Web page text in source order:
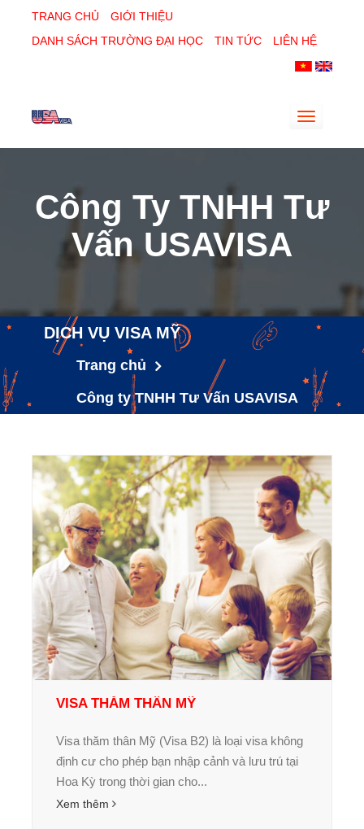
TRANG CHỦ
GIỚI THIỆU
DANH SÁCH TRƯỜNG ĐẠI HỌC
TIN TỨC LIÊN HỆ
Toggle
Công Ty TNHH Tư
Vấn USAVISA
DỊCH VỤ VISA MỸ
Trang chủ
Công ty TNHH Tư Vấn USAVISA
VISA THĂM THÂN MỸ
Visa thăm thân Mỹ (Visa B2) là loại visa không
định cư cho phép bạn nhập cảnh và lưu trú tại
Hoa Kỳ trong thời gian cho...
Xem thêm